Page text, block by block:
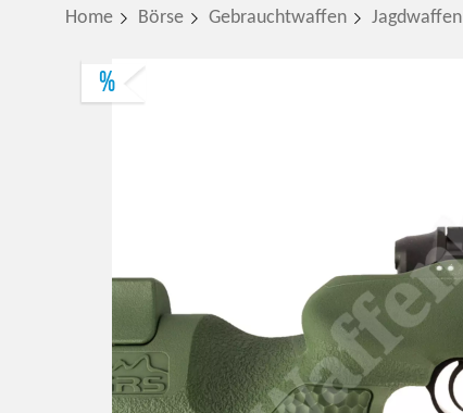
Home Börse Gebrauchtwaffen Jagdwaffen
%